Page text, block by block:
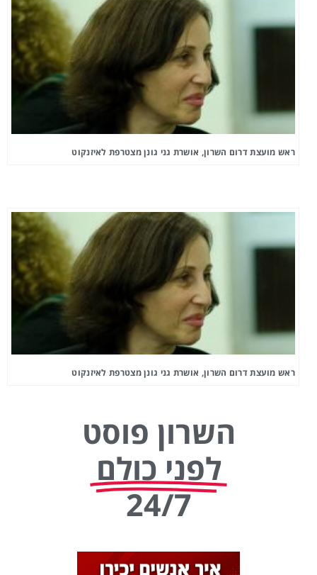
ראש מועצת דרום השרון, אושרת גני גונן מצטרפת לאיזנקוט
ראש מועצת דרום השרון, אושרת גני גונן מצטרפת לאיזנקוט
השרון פוסט
לפני כולם
24/7